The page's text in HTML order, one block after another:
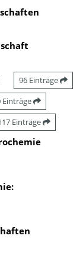
96 Einträge
Einträge
Einträge